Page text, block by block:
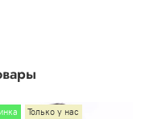
Только у нас